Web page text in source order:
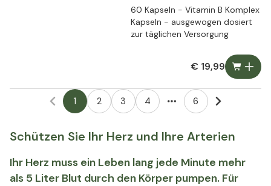
60 Kapseln - Vitamin B Komplex
Kapseln - ausgewogen dosiert
zur täglichen Versorgung
€ 19,99
1 2 3 4
More pages
6
Schützen Sie Ihr Herz und Ihre Arterien
Ihr Herz muss ein Leben lang jede Minute mehr
als 5 Liter Blut durch den Körper pumpen. Für